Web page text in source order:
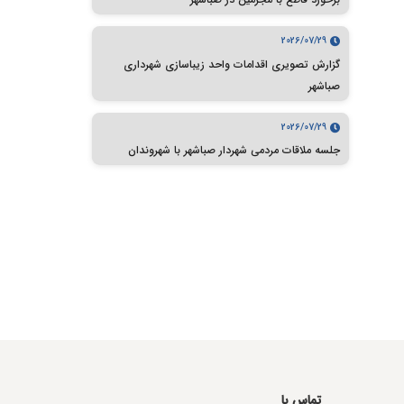
2026/07/29
گزارش تصویری اقدامات واحد زیباسازی شهرداری
صباشهر
2026/07/29
جلسه ملاقات مردمی شهردار صباشهر با شهروندان